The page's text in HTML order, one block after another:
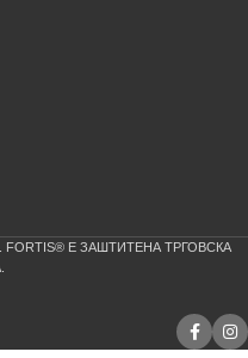
FORTIS® Е ЗАШТИТЕНА ТРГОВСКА